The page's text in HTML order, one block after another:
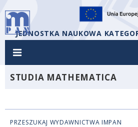
JEDNOSTKA NAUKOWA
STUDIA MATHEMATICA
PRZESZUKAJ WYDAWNICTWA IMPAN